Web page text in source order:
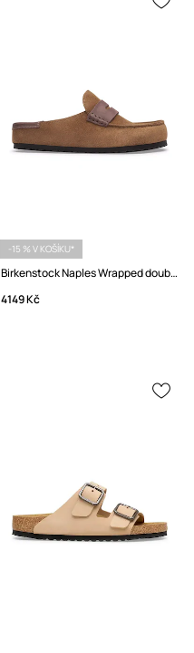
-15 % V KOŠÍKU*
Birkenstock Naples Wrapped double stitch Mixed Leather pantofle nazouváky semišové
4149 Kč